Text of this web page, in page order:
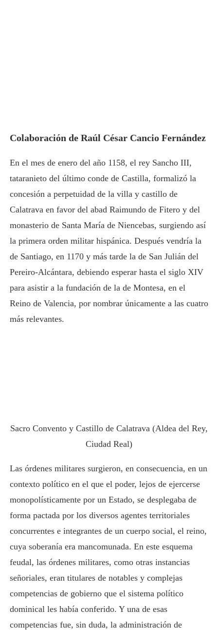
Colaboración de Raúl César Cancio Fernández
En el mes de enero del año 1158, el rey Sancho III,
tataranieto del último conde de Castilla, formalizó la
concesión a perpetuidad de la villa y castillo de
Calatrava en favor del abad Raimundo de Fitero y del
monasterio de Santa María de Niencebas, surgiendo así
la primera orden militar hispánica. Después vendría la
de Santiago, en 1170 y más tarde la de San Julián del
Pereiro-Alcántara, debiendo esperar hasta el siglo XIV
para asistir a la fundación de la de Montesa, en el
Reino de Valencia, por nombrar únicamente a las cuatro
más relevantes.
Sacro Convento y Castillo de Calatrava (Aldea del Rey,
Ciudad Real)
Las órdenes militares surgieron, en consecuencia, en un
contexto político en el que el poder, lejos de ejercerse
monopolísticamente por un Estado, se desplegaba de
forma pactada por los diversos agentes territoriales
concurrentes e integrantes de un cuerpo social, el reino,
cuya soberanía era mancomunada. En este esquema
feudal, las órdenes militares, como otras instancias
señoriales, eran titulares de notables y complejas
competencias de gobierno que el sistema político
dominical les había conferido. Y una de esas
competencias fue, sin duda, la administración de